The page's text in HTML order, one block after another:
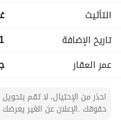
مميزات الموقع:
10 دقائق من المطار
10 دقائق إلى سوليتير مول
مجمع أوبال . . . امتداد
تواصل معنا اليوم لحجز موعد
التأثيث
تاريخ الإضافة
21
عمر العقار
احذر من الإحتيال، لا تقم
حقوقك .الإعلان عن الغير يعرضك